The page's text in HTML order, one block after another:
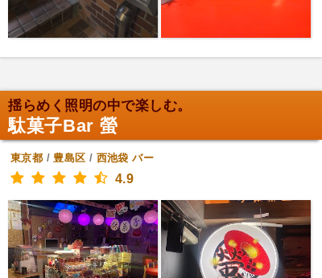
揺らめく照明の中で楽しむ。
駄菓子Bar 螢
東京都 /豊島区 / 西池袋 バー
4.9